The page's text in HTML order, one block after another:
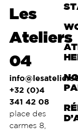
Les
Ateliers
04
+32 (0)4
341 42 08
place des
carmes 8,